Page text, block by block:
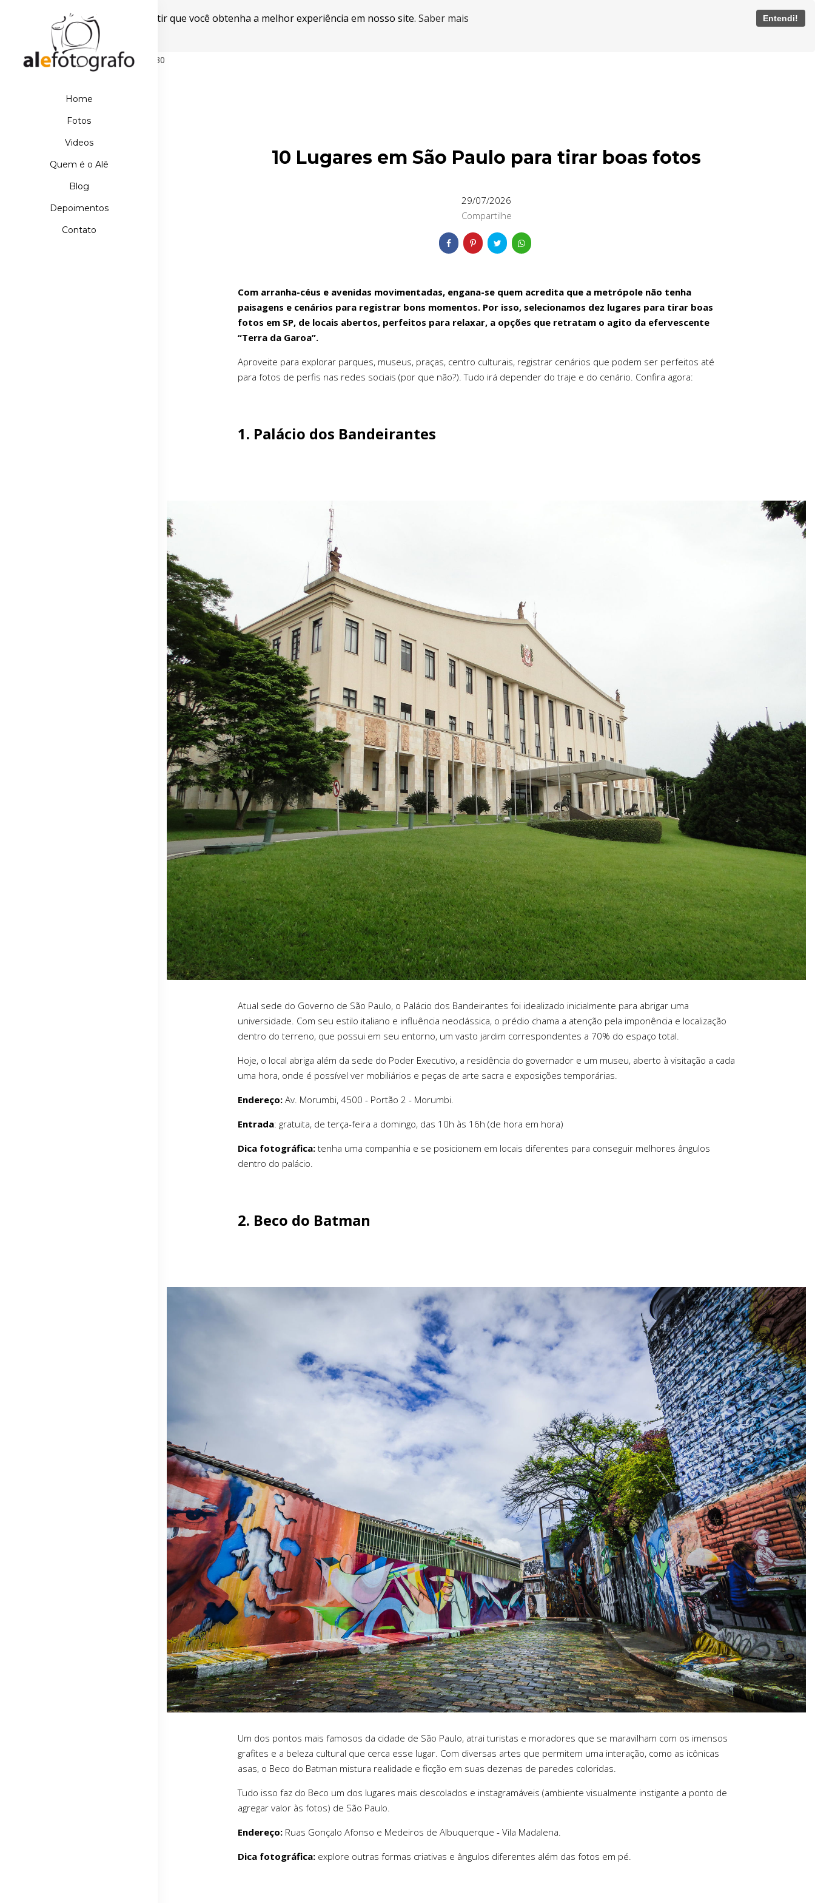
Este site usa cookies para garantir que você obtenha a melhor experiência em nosso site. Saber mais Entendi!
Powered by WebsitePolicies
498D39E21DB110067AA42A42EBDE5630
Home
Fotos
Videos
Quem é o Alê
Blog
Depoimentos
Contato
10 Lugares em São Paulo para tirar boas fotos
29/07/2026
Compartilhe
Com arranha-céus e avenidas movimentadas, engana-se quem acredita que a metrópole não tenha
paisagens e cenários para registrar bons momentos. Por isso, selecionamos dez lugares para tirar boas
fotos em SP, de locais abertos, perfeitos para relaxar, a opções que retratam o agito da efervescente
“Terra da Garoa”.
Aproveite para explorar parques, museus, praças, centro culturais, registrar cenários que podem ser perfeitos até
para fotos de perfis nas redes sociais (por que não?). Tudo irá depender do traje e do cenário. Confira agora:
1. Palácio dos Bandeirantes
Atual sede do Governo de São Paulo, o Palácio dos Bandeirantes foi idealizado inicialmente para abrigar uma
universidade. Com seu estilo italiano e influência neoclássica, o prédio chama a atenção pela imponência e localização
dentro do terreno, que possui em seu entorno, um vasto jardim correspondentes a 70% do espaço total.
Hoje, o local abriga além da sede do Poder Executivo, a residência do governador e um museu, aberto à visitação a cada
uma hora, onde é possível ver mobiliários e peças de arte sacra e exposições temporárias.
Endereço: Av. Morumbi, 4500 - Portão 2 - Morumbi.
Entrada: gratuita, de terça-feira a domingo, das 10h às 16h (de hora em hora)
Dica fotográfica: tenha uma companhia e se posicionem em locais diferentes para conseguir melhores ângulos
dentro do palácio.
2. Beco do Batman
Um dos pontos mais famosos da cidade de São Paulo, atrai turistas e moradores que se maravilham com os imensos
grafites e a beleza cultural que cerca esse lugar. Com diversas artes que permitem uma interação, como as icônicas
asas, o Beco do Batman mistura realidade e ficção em suas dezenas de paredes coloridas.
Tudo isso faz do Beco um dos lugares mais descolados e instagramáveis (ambiente visualmente instigante a ponto de
agregar valor às fotos) de São Paulo.
Endereço: Ruas Gonçalo Afonso e Medeiros de Albuquerque - Vila Madalena.
Dica fotográfica: explore outras formas criativas e ângulos diferentes além das fotos em pé.